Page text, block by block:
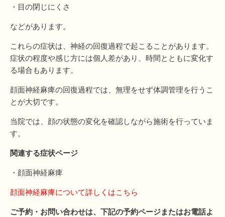
・目の閉じにくさ
などがあります。
これらの症状は、神経の回復過程で起こることがあります。
症状の程度や感じ方には個人差があり、時間とともに変化す
る場合もあります。
顔面神経麻痺の回復過程では、無理をせず体調管理を行うこ
とが大切です。
当院では、顔の状態の変化を確認しながら施術を行っていま
す。
関連する症状ページ
・ 顔面神経麻痺
顔面神経麻痺について詳しくはこちら
ご予約・お問い合わせは、下記の予約ページまたはお電話よ